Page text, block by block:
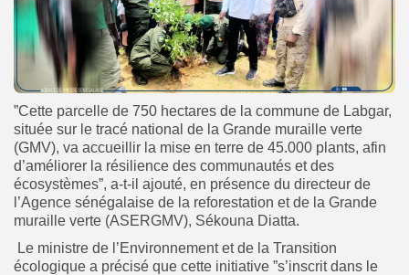
”Cette parcelle de 750 hectares de la commune de Labgar,
située sur le tracé national de la Grande muraille verte
(GMV), va accueillir la mise en terre de 45.000 plants, afin
d’améliorer la résilience des communautés et des
écosystèmes”, a-t-il ajouté, en présence du directeur de
l’Agence sénégalaise de la reforestation et de la Grande
muraille verte (ASERGMV), Sékouna Diatta.
Le ministre de l’Environnement et de la Transition
écologique a précisé que cette initiative ”s’inscrit dans le